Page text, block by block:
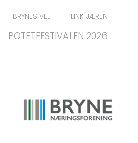
BRYNES VEL LINK JÆREN
POTETFESTIVALEN 2026